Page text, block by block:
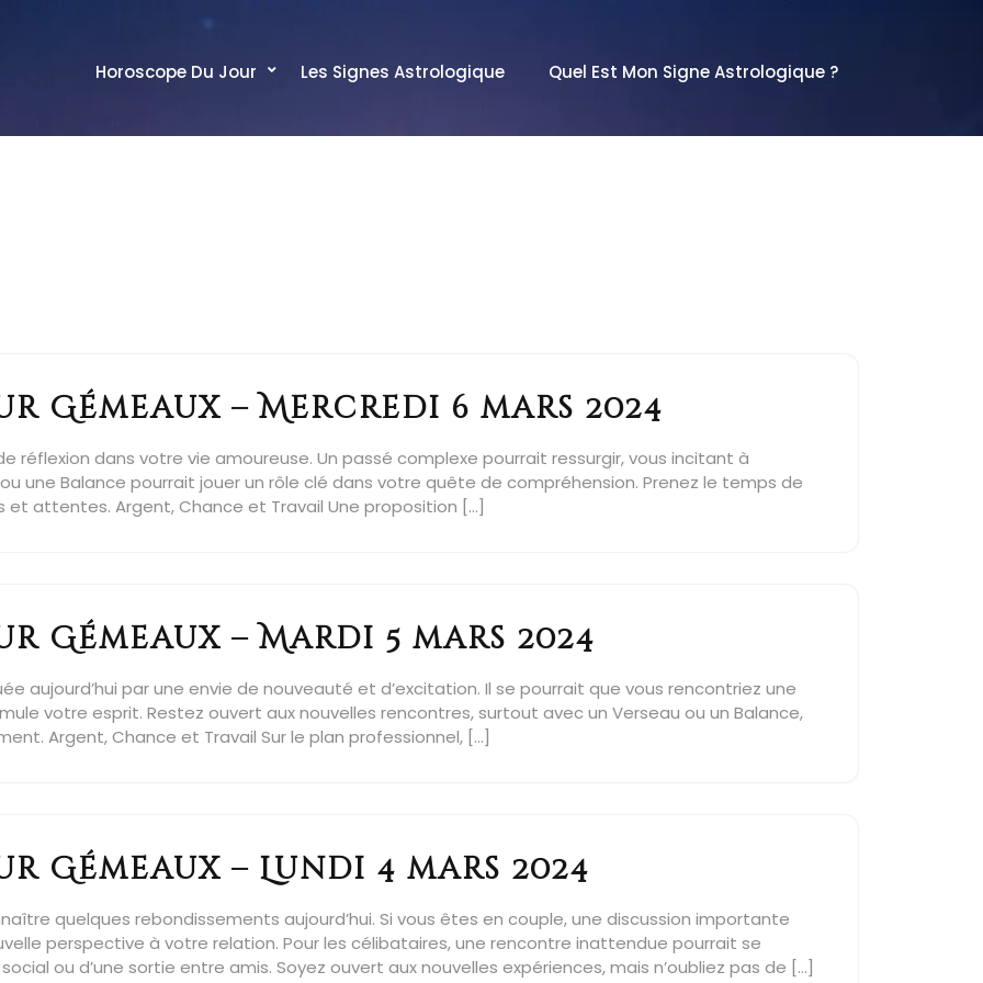
Horoscope Du Jour Les Signes Astrologique Quel Est Mon Signe Astrologique ?
Gémeaux – Mercredi 6 mars 2024
réflexion dans votre vie amoureuse. Un passé complexe pourrait ressurgir, vous incitant à
une Balance pourrait jouer un rôle clé dans votre quête de compréhension. Prenez le temps de
attentes. Argent, Chance et Travail Une proposition […]
Gémeaux – Mardi 5 mars 2024
aujourd’hui par une envie de nouveauté et d’excitation. Il se pourrait que vous rencontriez une
votre esprit. Restez ouvert aux nouvelles rencontres, surtout avec un Verseau ou un Balance,
Argent, Chance et Travail Sur le plan professionnel, […]
Gémeaux – Lundi 4 mars 2024
quelques rebondissements aujourd’hui. Si vous êtes en couple, une discussion importante
perspective à votre relation. Pour les célibataires, une rencontre inattendue pourrait se
ou d’une sortie entre amis. Soyez ouvert aux nouvelles expériences, mais n’oubliez pas de […]